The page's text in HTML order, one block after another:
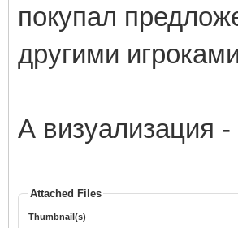
покупал
другими
А визуализация -
Attached Files
Thumbnail(s)